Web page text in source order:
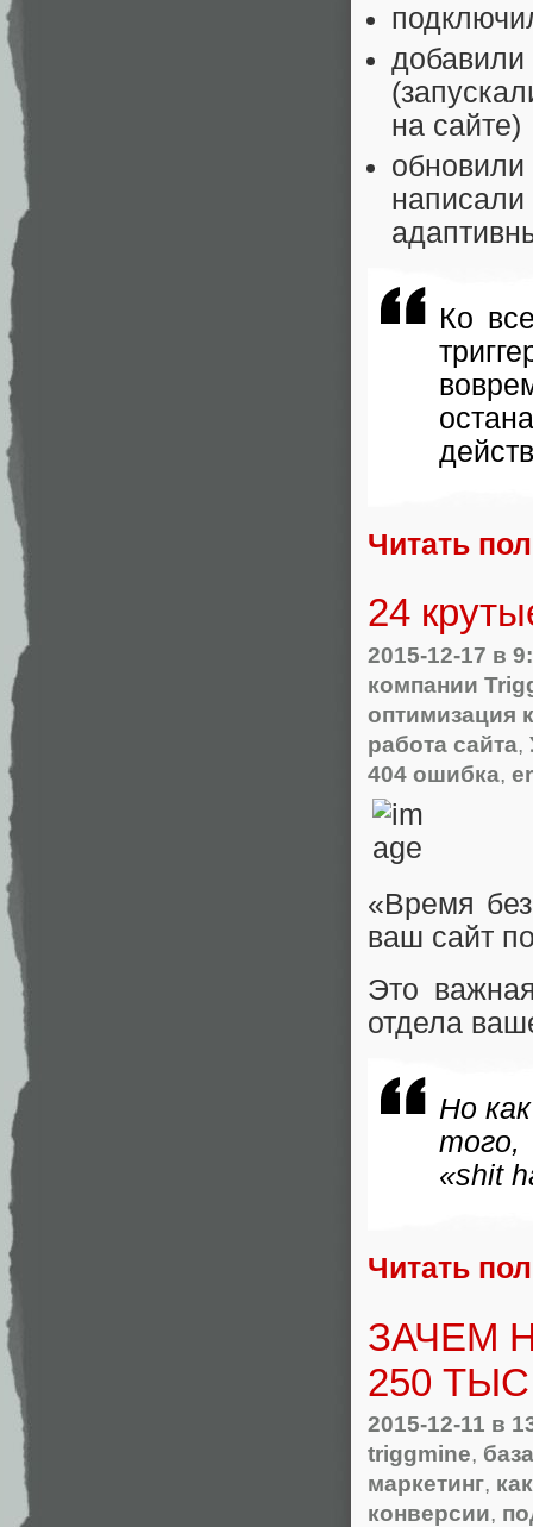
добавили
на сайте)
обновили
Ко
Читать
24
2015-12-17 в
компании
оптимизация
работа сайта,
404 ошибка,
«Время
ваш сайт
Это
отдела
Но
«shit
Читать
ЗАЧЕМ
250
2015-12-11 в
triggmine,
маркетинг,
конверсии,